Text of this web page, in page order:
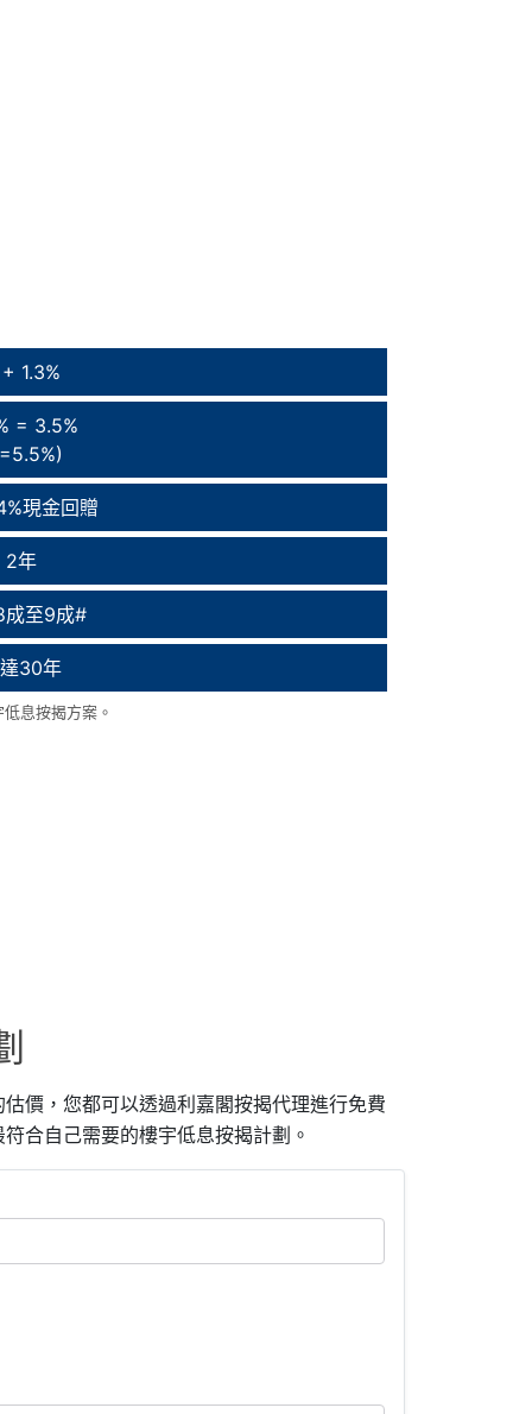
1.3%
= 3.5%
現金回贈
2年
成至9成#
30年
息按揭方案。
價，您都可以透過利嘉閣按揭代理進行免費
合自己需要的樓宇低息按揭計劃。